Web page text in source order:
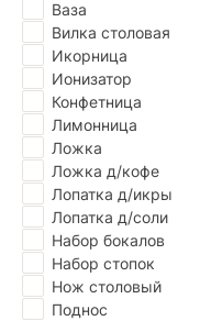
Ваза
Вилка столовая
Икорница
Ионизатор
Конфетница
Лимонница
Ложка
Ложка д/кофе
Лопатка д/икры
Лопатка д/соли
Набор бокалов
Набор стопок
Нож столовый
Поднос